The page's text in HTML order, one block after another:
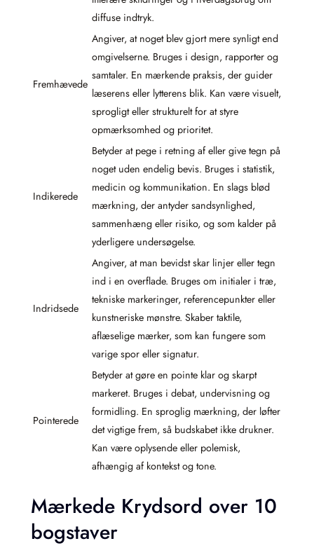
diffuse indtryk.
Fremhævede
Angiver, at noget blev gjort mere synligt end
omgivelserne. Bruges i design, rapporter og
samtaler. En mærkende praksis, der guider
læserens eller lytterens blik. Kan være visuelt,
sprogligt eller strukturelt for at styre
opmærksomhed og prioritet.
Indikerede
Betyder at pege i retning af eller give tegn på
noget uden endelig bevis. Bruges i statistik,
medicin og kommunikation. En slags blød
mærkning, der antyder sandsynlighed,
sammenhæng eller risiko, og som kalder på
yderligere undersøgelse.
Indridsede
Angiver, at man bevidst skar linjer eller tegn
ind i en overflade. Bruges om initialer i træ,
tekniske markeringer, referencepunkter eller
kunstneriske mønstre. Skaber taktile,
aflæselige mærker, som kan fungere som
varige spor eller signatur.
Pointerede
Betyder at gøre en pointe klar og skarpt
markeret. Bruges i debat, undervisning og
formidling. En sproglig mærkning, der løfter
det vigtige frem, så budskabet ikke drukner.
Kan være oplysende eller polemisk,
afhængig af kontekst og tone.
Mærkede Krydsord over 10
bogstaver